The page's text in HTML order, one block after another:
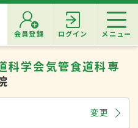
会員登録 ログイン メニュー
科学会気管食道科専
変更